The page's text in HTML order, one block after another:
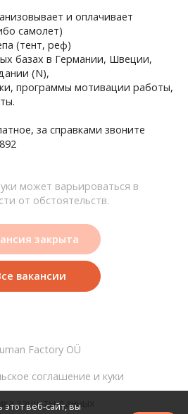
и оплачивает
самолет)
(тент, реф)
базах в Германии, Швеции,
(N),
программы мотивации работы,
за справками звоните
может варьироваться в
от обстоятельств.
закрыта
вакансии
Factory OÜ
соглашение и куки
защиты данных
веб-сайт, вы